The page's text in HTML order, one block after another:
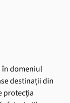
în domeniul
destinații din
protecția